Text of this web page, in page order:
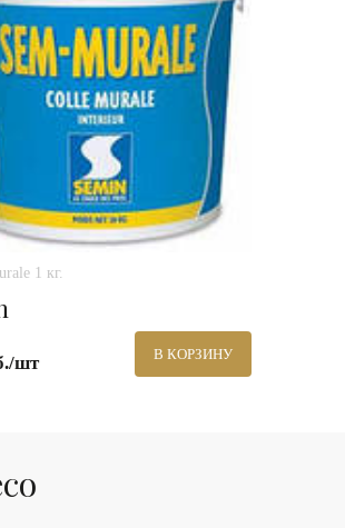
1 кг.
шт В КОРЗИНУ